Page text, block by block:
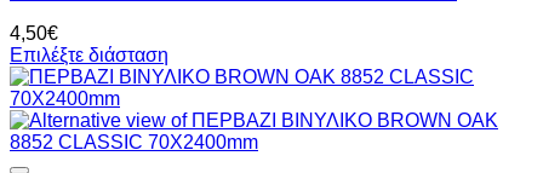
4,50€
Επιλέξτε διάσταση